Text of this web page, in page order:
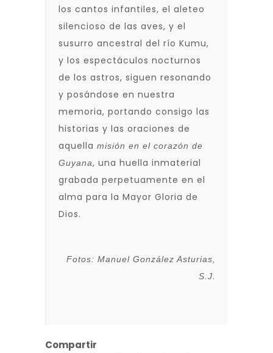
los cantos infantiles, el aleteo
silencioso de las aves, y el
susurro ancestral del río Kumu,
y los espectáculos nocturnos
de los astros, siguen resonando
y posándose en nuestra
memoria, portando consigo las
historias y las oraciones de
aquella misión en el corazón de
Guyana, una huella inmaterial
grabada perpetuamente en el
alma para la Mayor Gloria de
Dios.
Fotos: Manuel González Asturias,
S.J.
Compartir